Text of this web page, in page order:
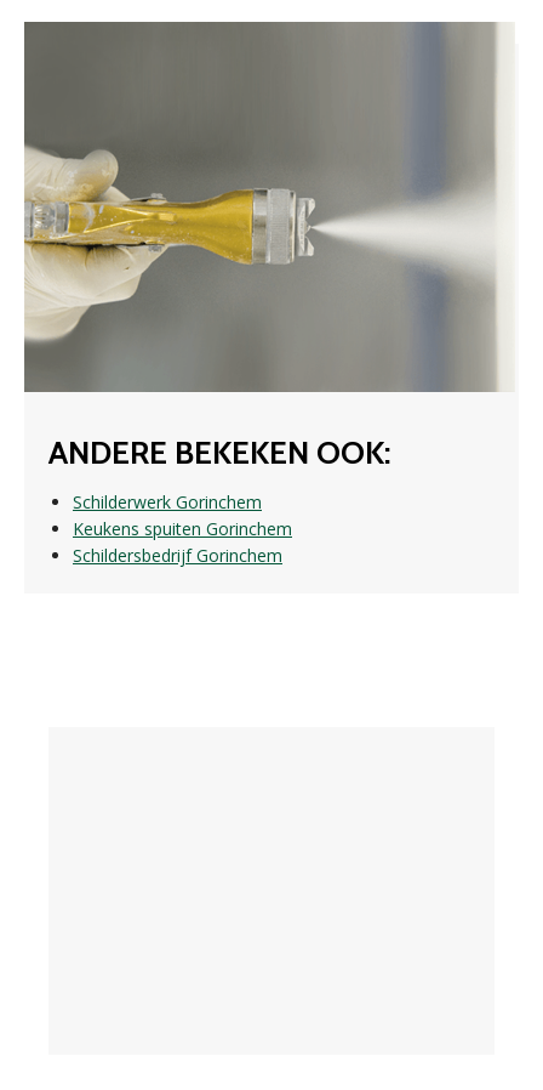
ANDERE BEKEKEN OOK:
Schilderwerk Gorinchem
Keukens spuiten Gorinchem
Schildersbedrijf Gorinchem